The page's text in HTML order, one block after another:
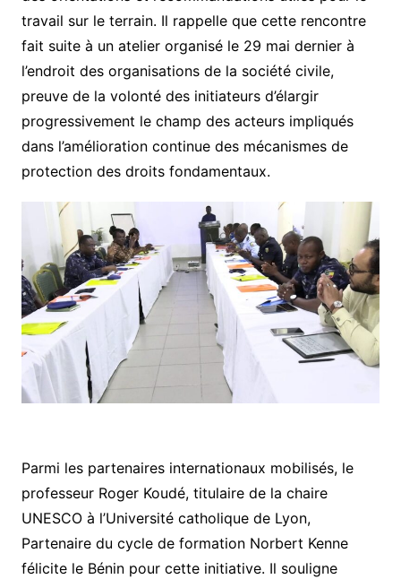
travail sur le terrain. Il rappelle que cette rencontre
fait suite à un atelier organisé le 29 mai dernier à
l’endroit des organisations de la société civile,
preuve de la volonté des initiateurs d’élargir
progressivement le champ des acteurs impliqués
dans l’amélioration continue des mécanismes de
protection des droits fondamentaux.
Parmi les partenaires internationaux mobilisés, le
professeur Roger Koudé, titulaire de la chaire
UNESCO à l’Université catholique de Lyon,
Partenaire du cycle de formation Norbert Kenne
félicite le Bénin pour cette initiative. Il souligne